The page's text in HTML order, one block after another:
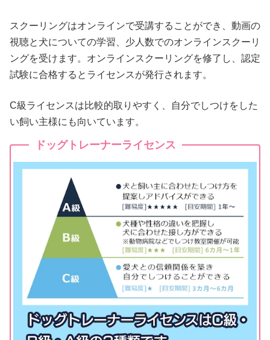
スクーリングはオンラインで受講することができ、動画の
視聴と犬についての学習、少人数でのオンラインスクーリ
ングを受けます。オンラインスクーリングを修了し、認定
試験に合格するとライセンスが発行されます。
C級ライセンスは比較的取りやすく、自分でしつけをした
い飼い主様にも向いています。
ドッグトレーナーライセンス